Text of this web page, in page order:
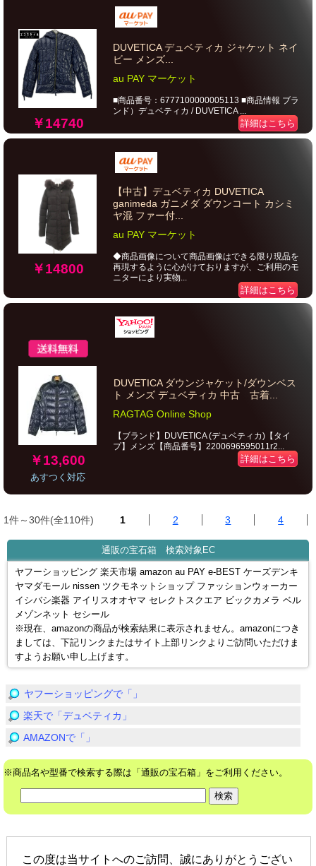
￥14740
DUVETICA デュベティカ ジャケット ネイ
ビー メンズ...
au PAY マーケット
■商品番号：6777100000005113 ■商品情報 ブラ
ンド）デュベティカ / DUVETICA ...
詳細はこちら
￥14800
【中古】デュベティカ DUVETICA
ganimeda ガニメダ ダウンコート カシミ
ヤ混 ファー付...
au PAY マーケット
◆商品画像について商品画像はできる限り現品を
再現するように心がけておりますが、ご利用のモ
ニターにより実物...
詳細はこちら
￥13,600
あすつく対応
DUVETICA ダウンジャケット/ダウンベス
ト メンズ デュベティカ 中古 古着...
RAGTAG Online Shop
【ブランド】DUVETICA (デュベティカ)【タイ
プ】メンズ【商品番号】2200696595011r2...
詳細はこちら
1件～30件(全110件) 1 2 3 4
通販の宝石箱 検索対象EC
ヤフーショッピング 楽天市場 amazon au PAY e-BEST ケーズデンキ
ヤマダモール nissen ツクモネットショップ ファッションウォーカー
イシバシ楽器 アイリスオオヤマ セレクトスクエア ビックカメラ ベル
メゾンネット セシール
※現在、amazonの商品が検索結果に表示されません。amazonにつき
ましては、下記リンクまたはサイト上部リンクよりご訪問いただけま
すようお願い申し上げます。
ヤフーショッピングで「」
楽天で「デュベティカ」
AMAZONで「」
※商品名や型番で検索する際は「通販の宝石箱」をご利用ください。
この度は当サイトへのご訪問、誠にありがとうござい